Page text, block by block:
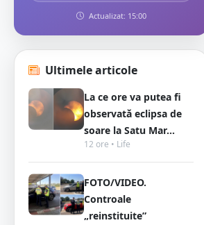
Actualizat: 15:00
Ultimele articole
La ce ore va putea fi
observată eclipsa de
soare la Satu Mar...
12 ore • Life
FOTO/VIDEO.
Controale
„reinstituite”